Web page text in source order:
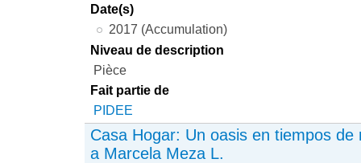
Date(s)
2017 (Accumulation)
Niveau de description
Pièce
Fait partie de
PIDEE
Casa Hogar: Un oasis en tiempos
a Marcela Meza L.